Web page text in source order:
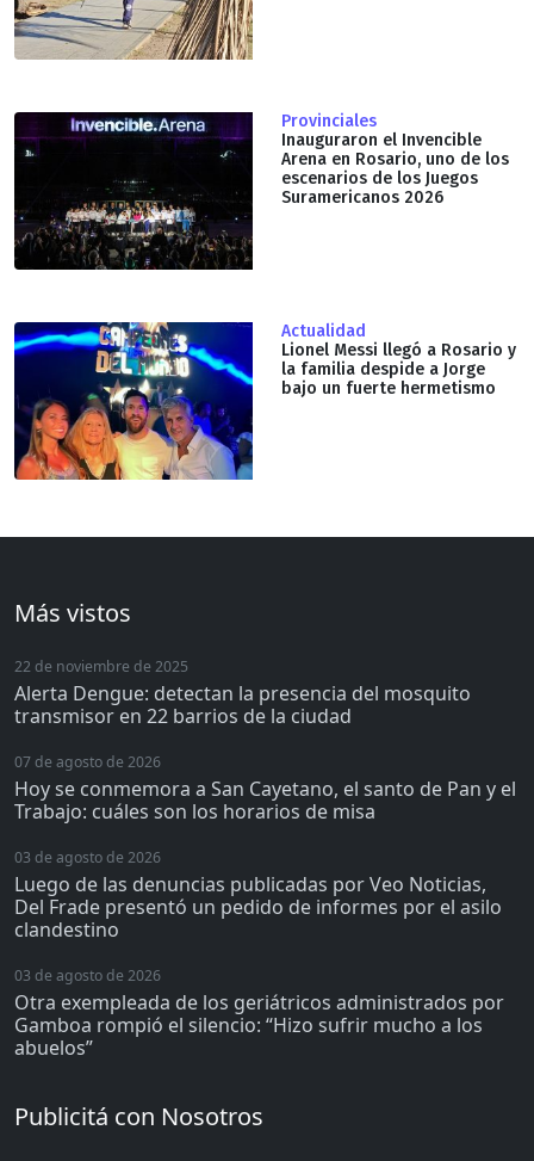
Provinciales
Inauguraron el Invencible
Arena en Rosario, uno de los
escenarios de los Juegos
Suramericanos 2026
Actualidad
Lionel Messi llegó a Rosario y
la familia despide a Jorge
bajo un fuerte hermetismo
Más vistos
22 de noviembre de 2025
Alerta Dengue: detectan la presencia del mosquito
transmisor en 22 barrios de la ciudad
07 de agosto de 2026
Hoy se conmemora a San Cayetano, el santo de Pan y el
Trabajo: cuáles son los horarios de misa
03 de agosto de 2026
Luego de las denuncias publicadas por Veo Noticias,
Del Frade presentó un pedido de informes por el asilo
clandestino
03 de agosto de 2026
Otra exempleada de los geriátricos administrados por
Gamboa rompió el silencio: “Hizo sufrir mucho a los
abuelos”
Publicitá con Nosotros